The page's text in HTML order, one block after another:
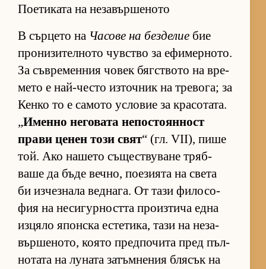
Поетиката на незавършеното
В сър­цето на Ча­сове на без­де­лие бие
про­ни­зи­тел­ното чув­с­тво за ефи­мер­но­то.
За съв­ре­мен­ния чо­век бяг­с­т­вото на вре­
мето е най-често из­точ­ник на тре­во­га; за
Кенко то е са­мото ус­ло­вие за кра­со­та­та.
„Именно не­го­вата не­пос­то­ян­ност
прави це­нен този свят“ (гл. VII), пише
той. Ако на­шето съ­щес­т­ву­ване тряб­
ваше да бъде веч­но, по­е­зи­ята на света
би из­чез­нала вед­на­га. От тази фи­ло­со­
фия на не­си­гур­ността про­из­тича една
из­цяло япон­ска ес­те­ти­ка, тази на не­за­
вър­ше­но­то, ко­ято пред­по­чита пред пъл­
но­тата на лу­ната за­тъм­не­ния бля­сък на